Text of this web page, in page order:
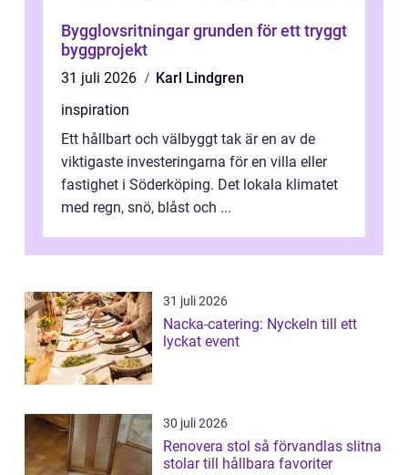
Bygglovsritningar grunden för ett tryggt
byggprojekt
31 juli 2026
Karl Lindgren
inspiration
Ett hållbart och välbyggt tak är en av de
viktigaste investeringarna för en villa eller
fastighet i Söderköping. Det lokala klimatet
med regn, snö, blåst och ...
31 juli 2026
Nacka-catering: Nyckeln till ett
lyckat event
30 juli 2026
Renovera stol så förvandlas slitna
stolar till hållbara favoriter